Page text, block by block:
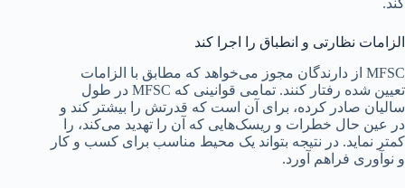
کند.
الزامات نظارتی و انطباق را اجرا کند
MFSC از دارندگان مجوز می‌خواهد که مطابق با الزامات
تعیین شده رفتار کنند. تمامی قوانینی که MFSC در طول
سالیان صادر کرده، برای آن است که قدرتش را بیشتر کند و
در عین حال خطرات و ریسک‌هایی که آن را تهدید می‌کند، را
کمتر نماید. در نتیجه بتواند یک محیط مناسب برای کسب و کار
و نوآوری فراهم آورد.